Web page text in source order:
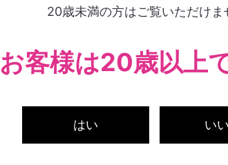
20歳未満の方はご覧いただけま
お客様は20歳以上
はい い
商品説明
醸造アルコール（国